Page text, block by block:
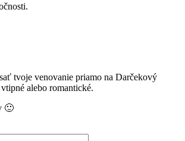
tvoje venovanie priamo na Darčekový
alebo romantické.
🙂